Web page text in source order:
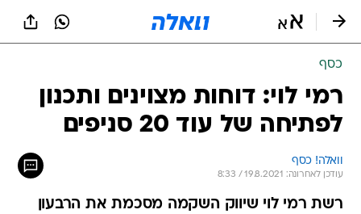
כסף
רמי לוי: דוחות מצוינים ותכנון
לפתיחה של עוד 20 סניפים
וואלה! כסף
עודכן לאחרונה: 19.8.2021 / 8:33
רשת רמי לוי שיווק השקמה מסכמת את הרבעון